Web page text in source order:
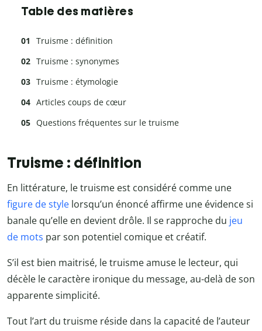
Table des matières
Truisme : définition
Truisme : synonymes
Truisme : étymologie
Articles coups de cœur
Questions fréquentes sur le truisme
Truisme : définition
En littérature, le truisme est considéré comme une
figure de style lorsqu’un énoncé affirme une évidence si
banale qu’elle en devient drôle. Il se rapproche du jeu
de mots par son potentiel comique et créatif.
S’il est bien maitrisé, le truisme amuse le lecteur, qui
décèle le caractère ironique du message, au-delà de son
apparente simplicité.
Tout l’art du truisme réside dans la capacité de l’auteur